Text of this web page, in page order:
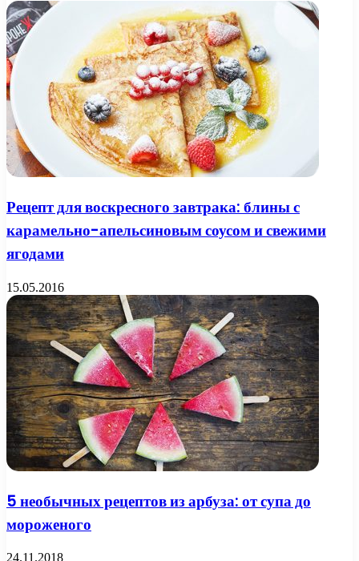
Рецепт для воскресного завтрака: блины с
карамельно-апельсиновым соусом и свежими
ягодами
15.05.2016
5 необычных рецептов из арбуза: от супа до
мороженого
24.11.2018